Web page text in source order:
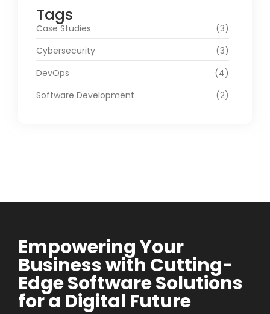
Tags
Case Studies
(3)
Cybersecurity
(3)
DevOps
(4)
Software Development
(2)
Empowering Your
Business with Cutting-
Edge Software Solutions
for a Digital Future